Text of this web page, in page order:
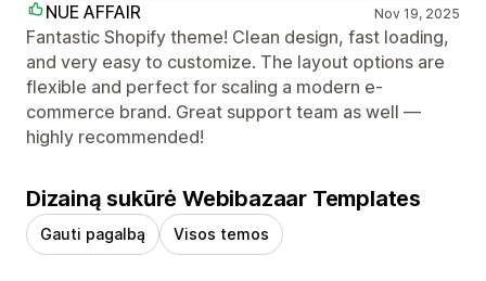
NUE AFFAIR
Nov 19, 2025
Fantastic Shopify theme! Clean design, fast loading,
and very easy to customize. The layout options are
flexible and perfect for scaling a modern e-
commerce brand. Great support team as well —
highly recommended!
Dizainą sukūrė Webibazaar Templates
Gauti pagalbą Visos temos